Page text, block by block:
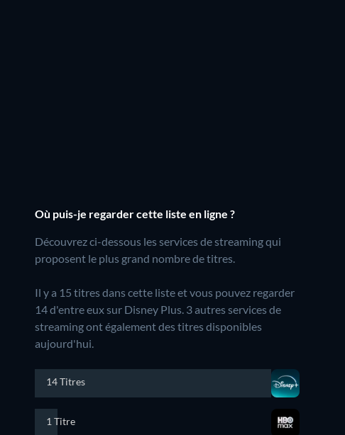
Où puis-je regarder cette liste en ligne ?
Découvrez ci-dessous les services de streaming qui
proposent le plus grand nombre de titres.
Il y a 15 titres dans cette liste et vous pouvez regarder
14 d'entre eux sur Disney Plus. 3 autres services de
streaming ont également des titres disponibles
aujourd'hui.
14 Titres
1 Titre